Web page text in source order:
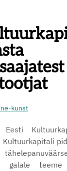
kunst
Kultuurkapitali
galale